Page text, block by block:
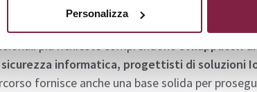
Personalizza
centri di ricerca e infrastrutture tecnologiche.
più richieste comprendonosviluppatori
informatica, progettisti di soluzioni
fornisce anche una base solida per